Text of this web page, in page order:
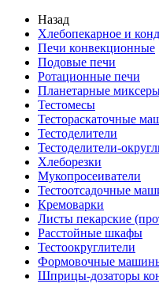
Назад
Хлебопекарное и
Печи конвекционные
Подовые печи
Ротационные печи
Планетарные
Тестомесы
Тестораскаточные
Тестоделители
Тестоделители-
Хлеборезки
Мукопросеиватели
Тестоотсадочные
Кремоварки
Листы пекарские
Расстойные шкафы
Тестоокруглители
Формовочные машины
Шприцы-дозаторы